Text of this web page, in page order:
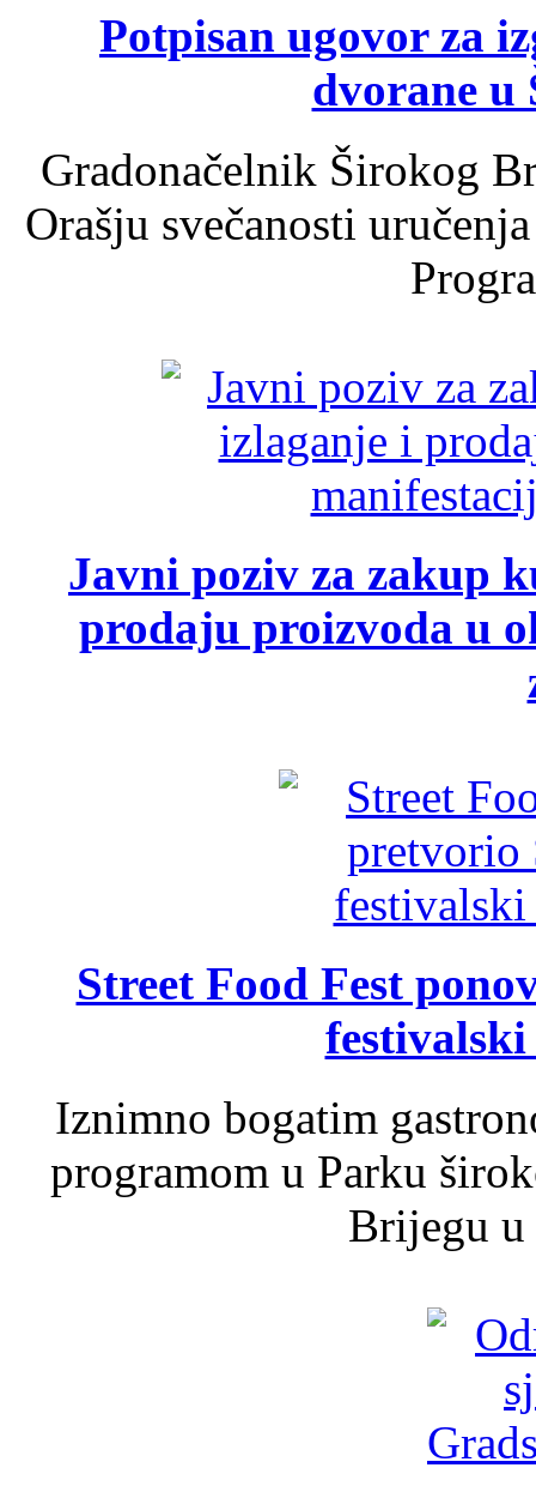
Potpisan ugovor za
dvorane u
Gradonačelnik Širokog
Orašju svečanosti
Javni poziv za zakup
prodaju proizvoda u
Street Food Fest
Iznimno bogatim
programom u Parku
Brijegu u